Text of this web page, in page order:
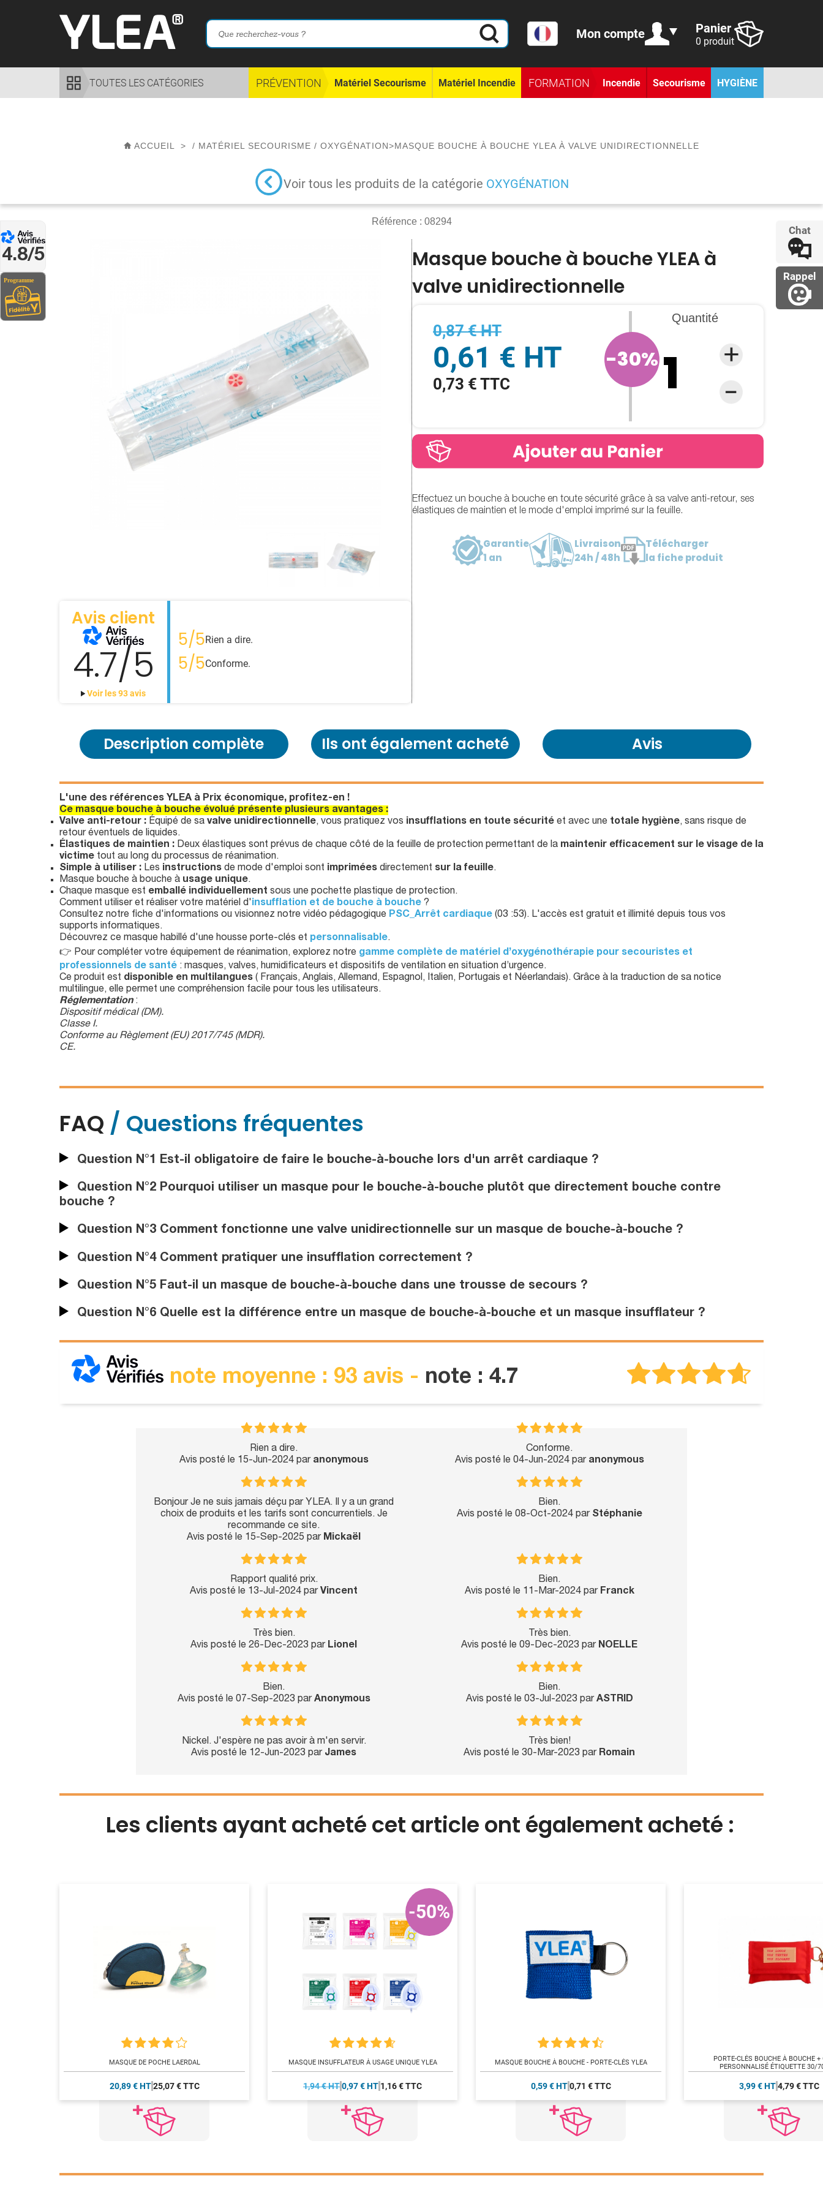
Chat
Rappel
4.8/5
Mon compte Panier
0 produit
TOUTES LES CATÉGORIES PRÉVENTION Matériel Secourisme Matériel Incendie FORMATION Incendie Secourisme HYGIÈNE
ACCUEIL > / MATÉRIEL SECOURISME / OXYGÉNATION>MASQUE BOUCHE À BOUCHE YLEA À VALVE UNIDIRECTIONNELLE
Voir tous les produits de la catégorie OXYGÉNATION
Référence : 08294
Avis client
4.7/5
Voir les 93 avis
5/5Rien a dire.
5/5Conforme.
Masque bouche à bouche YLEA à
valve unidirectionnelle
0,87 € HT
0,61 € HT
0,73 € TTC
-30%
Quantité
Effectuez un bouche à bouche en toute sécurité grâce à sa valve anti-retour, ses
élastiques de maintien et le mode d'emploi imprimé sur la feuille.
Garantie
1 an
Livraison
24h / 48h
Télécharger
la fiche produit
Description complète Ils ont également acheté Avis
L'une des références YLEA à Prix économique, profitez-en !
Ce masque bouche à bouche évolué présente plusieurs avantages :
Valve anti-retour : Équipé de sa valve unidirectionnelle, vous pratiquez vos insufflations en toute sécurité et avec une totale hygiène, sans risque de
retour éventuels de liquides.
Élastiques de maintien : Deux élastiques sont prévus de chaque côté de la feuille de protection permettant de la maintenir efficacement sur le visage de la
victime tout au long du processus de réanimation.
Simple à utiliser : Les instructions de mode d'emploi sont imprimées directement sur la feuille.
Masque bouche à bouche à usage unique.
Chaque masque est emballé individuellement sous une pochette plastique de protection.
Comment utiliser et réaliser votre matériel d'insufflation et de bouche à bouche ?
Consultez notre fiche d'informations ou visionnez notre vidéo pédagogique PSC_Arrêt cardiaque (03 :53). L'accès est gratuit et illimité depuis tous vos
supports informatiques.
Découvrez ce masque habillé d'une housse porte-clés et personnalisable.
👉 Pour compléter votre équipement de réanimation, explorez notre gamme complète de matériel d’oxygénothérapie pour secouristes et
professionnels de santé : masques, valves, humidificateurs et dispositifs de ventilation en situation d’urgence.
Ce produit est disponible en multilangues ( Français, Anglais, Allemand, Espagnol, Italien, Portugais et Néerlandais). Grâce à la traduction de sa notice
multilingue, elle permet une compréhension facile pour tous les utilisateurs.
Réglementation :
Dispositif médical (DM).
Classe I.
Conforme au Règlement (EU) 2017/745 (MDR).
CE.
FAQ / Questions fréquentes
Question N°1 Est-il obligatoire de faire le bouche-à-bouche lors d'un arrêt cardiaque ?
Question N°2 Pourquoi utiliser un masque pour le bouche-à-bouche plutôt que directement bouche contre
bouche ?
Question N°3 Comment fonctionne une valve unidirectionnelle sur un masque de bouche-à-bouche ?
Question N°4 Comment pratiquer une insufflation correctement ?
Question N°5 Faut-il un masque de bouche-à-bouche dans une trousse de secours ?
Question N°6 Quelle est la différence entre un masque de bouche-à-bouche et un masque insufflateur ?
note moyenne : 93 avis - note : 4.7
Rien a dire.
Avis posté le 15-Jun-2024 par anonymous
Conforme.
Avis posté le 04-Jun-2024 par anonymous
Bonjour Je ne suis jamais déçu par YLEA. Il y a un grand
choix de produits et les tarifs sont concurrentiels. Je
recommande ce site.
Avis posté le 15-Sep-2025 par Mickaël
Bien.
Avis posté le 08-Oct-2024 par Stéphanie
Rapport qualité prix.
Avis posté le 13-Jul-2024 par Vincent
Bien.
Avis posté le 11-Mar-2024 par Franck
Très bien.
Avis posté le 26-Dec-2023 par Lionel
Très bien.
Avis posté le 09-Dec-2023 par NOELLE
Bien.
Avis posté le 07-Sep-2023 parAnonymous
Bien.
Avis posté le 03-Jul-2023 parASTRID
Nickel. J'espère ne pas avoir à m'en servir.
Avis posté le 12-Jun-2023 par James
Très bien!
Avis posté le 30-Mar-2023 par Romain
Les clients ayant acheté cet article ont également acheté :
MASQUE DE POCHE LAERDAL
20,89 € HT 25,07 € TTC
MASQUE INSUFFLATEUR À USAGE UNIQUE YLEA
1,94 € HT0,97 € HT 1,16 € TTC
-50%
MASQUE BOUCHE À BOUCHE - PORTE-CLÉS YLEA
0,59 € HT 0,71 € TTC
PORTE-CLÉS BOUCHE À BOUCHE
PERSONNALISÉ ÉTIQUETTE 30/
3,99 € HT 4,79 € TTC